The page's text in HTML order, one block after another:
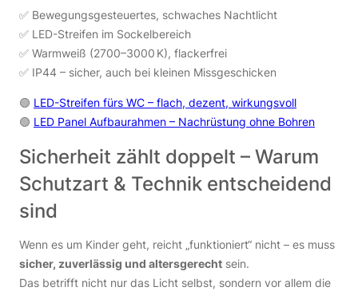
✅ Bewegungsgesteuertes, schwaches Nachtlicht
✅ LED-Streifen im Sockelbereich
✅ Warmweiß (2700–3000 K), flackerfrei
✅ IP44 – sicher, auch bei kleinen Missgeschicken
🟢 LED-Streifen fürs WC – flach, dezent, wirkungsvoll
🟢 LED Panel Aufbaurahmen – Nachrüstung ohne Bohren
Sicherheit zählt doppelt – Warum
Schutzart & Technik entscheidend
sind
Wenn es um Kinder geht, reicht „funktioniert“ nicht – es muss
sicher, zuverlässig und altersgerecht sein.
Das betrifft nicht nur das Licht selbst, sondern vor allem die